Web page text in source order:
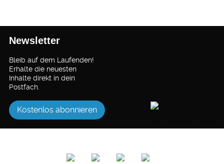
Newsletter
Bleib auf dem Laufenden!
Erhalte die neuesten
Inhalte direkt in dein
Postfach.
Kostenlos abonnieren